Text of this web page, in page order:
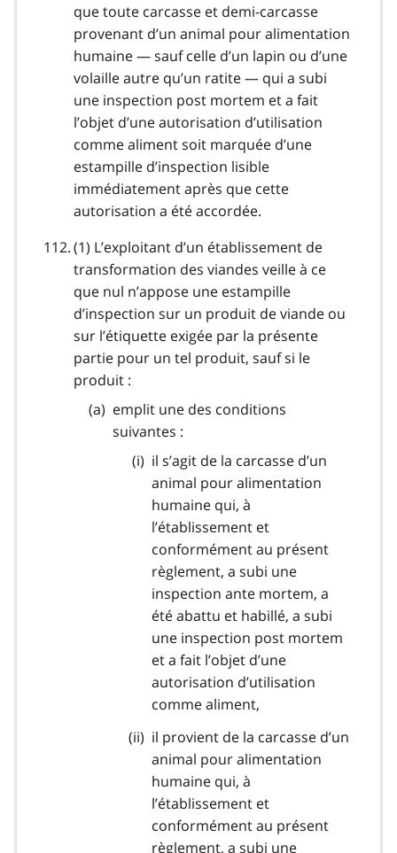
que toute carcasse et demi-carcasse
provenant d’un animal pour alimentation
humaine — sauf celle d’un lapin ou d’une
volaille autre qu’un ratite — qui a subi
une inspection post mortem et a fait
l’objet d’une autorisation d’utilisation
comme aliment soit marquée d’une
estampille d’inspection lisible
immédiatement après que cette
autorisation a été accordée.
(1) L’exploitant d’un établissement de
transformation des viandes veille à ce
que nul n’appose une estampille
d’inspection sur un produit de viande ou
sur l’étiquette exigée par la présente
partie pour un tel produit, sauf si le
produit :
emplit une des conditions
suivantes :
il s’agit de la carcasse d’un
animal pour alimentation
humaine qui, à
l’établissement et
conformément au présent
règlement, a subi une
inspection ante mortem, a
été abattu et habillé, a subi
une inspection post mortem
et a fait l’objet d’une
autorisation d’utilisation
comme aliment,
il provient de la carcasse d’un
animal pour alimentation
humaine qui, à
l’établissement et
conformément au présent
règlement, a subi une